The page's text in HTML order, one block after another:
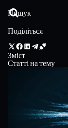
Поділіться
Зміст
Статті на тему